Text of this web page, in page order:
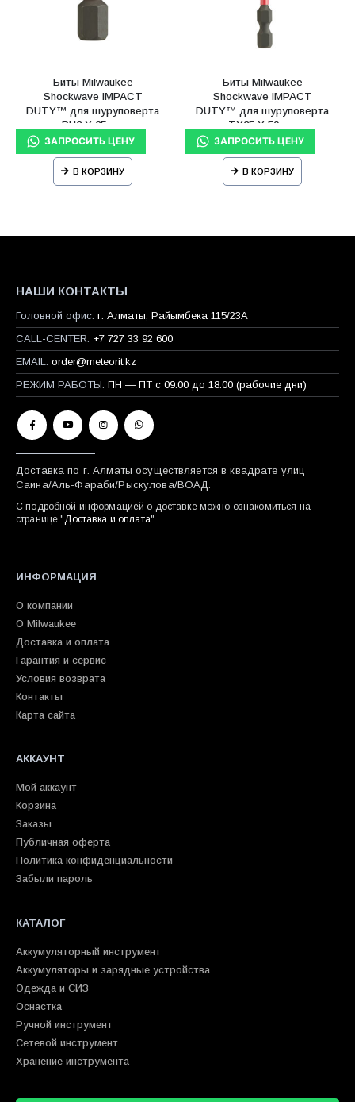
Биты Milwaukee
Shockwave IMPACT
DUTY™ для шуруповерта
PH2 X 25 мм
В КОРЗИНУ
Биты Milwaukee
Shockwave IMPACT
DUTY™ для шуруповерта
TX25 Х 50 мм
В КОРЗИНУ
НАШИ КОНТАКТЫ
Головной офис: г. Алматы, Райымбека 115/23A
CALL-CENTER: +7 727 33 92 600
EMAIL: order@meteorit.kz
РЕЖИМ РАБОТЫ: ПН — ПТ с 09:00 до 18:00 (рабочие дни)
Доставка по г. Алматы осуществляется в квадрате улиц
Саина/Аль-Фараби/Рыскулова/ВОАД.
С подробной информацией о доставке можно ознакомиться на
странице " Доставка и оплата".
ИНФОРМАЦИЯ
О компании
О Milwaukee
Доставка и оплата
Гарантия и сервис
Условия возврата
Контакты
Карта сайта
АККАУНТ
Мой аккаунт
Корзина
Заказы
Публичная оферта
Политика конфиденциальности
Забыли пароль
КАТАЛОГ
Аккумуляторный инструмент
Аккумуляторы и зарядные устройства
Одежда и СИЗ
Оснастка
Ручной инструмент
Сетевой инструмент
Хранение инструмента